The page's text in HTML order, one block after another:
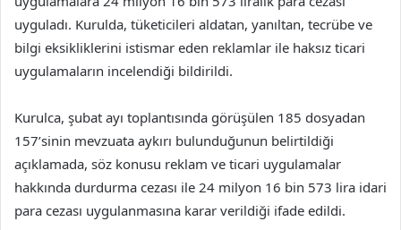
uyguladı. Kurulda, tüketicileri aldatan, yanıltan, tecrübe ve
bilgi eksikliklerini istismar eden reklamlar ile haksız ticari
uygulamaların incelendiği bildirildi.
Kurulca, şubat ayı toplantısında görüşülen 185 dosyadan
157’sinin mevzuata aykırı bulunduğunun belirtildiği
açıklamada, söz konusu reklam ve ticari uygulamalar
hakkında durdurma cezası ile 24 milyon 16 bin 573 lira idari
para cezası uygulanmasına karar verildiği ifade edildi.